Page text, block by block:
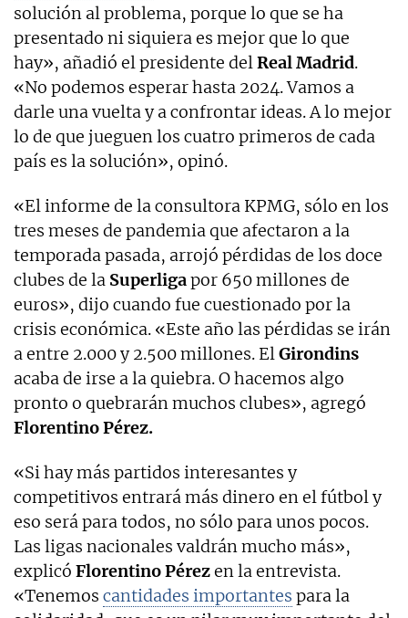
solución al problema, porque lo que se ha
presentado ni siquiera es mejor que lo que
hay», añadió el presidente delReal Madrid.
«No podemos esperar hasta 2024. Vamos a
darle una vuelta y a confrontar ideas. A lo mejor
lo de que jueguen los cuatro primeros de cada
país es la solución», opinó.
«El informe de la consultora KPMG, sólo en los
tres meses de pandemia que afectaron a la
temporada pasada, arrojó pérdidas de los doce
clubes de la Superligapor 650 millones de
euros», dijo cuando fue cuestionado por la
crisis económica. «Este año las pérdidas se irán
a entre 2.000 y 2.500 millones. ElGirondins
acaba de irse a la quiebra. O hacemos algo
pronto o quebrarán muchos clubes», agregó
Florentino Pérez.
«Si hay más partidos interesantes y
competitivos entrará más dinero en el fútbol y
eso será para todos, no sólo para unos pocos.
Las ligas nacionales valdrán mucho más»,
explicó Florentino Pérezen la entrevista.
«Tenemos cantidades importantes para la